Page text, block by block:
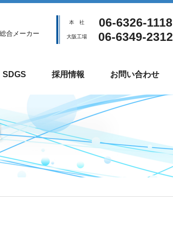
合メーカー
本 社 06-6326-1118
大阪工場 06-6349-2312
SDGS 採用情報 お問い合わせ